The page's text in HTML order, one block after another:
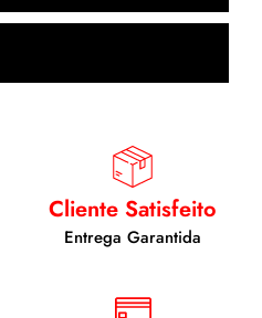
Cliente Satisfeito
Entrega Garantida